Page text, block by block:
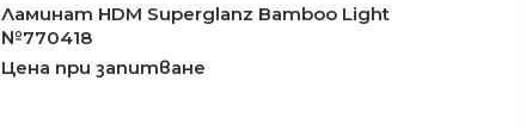
Ламинат HDM Superglanz Bamboo Light
№770418
Цена при запитване